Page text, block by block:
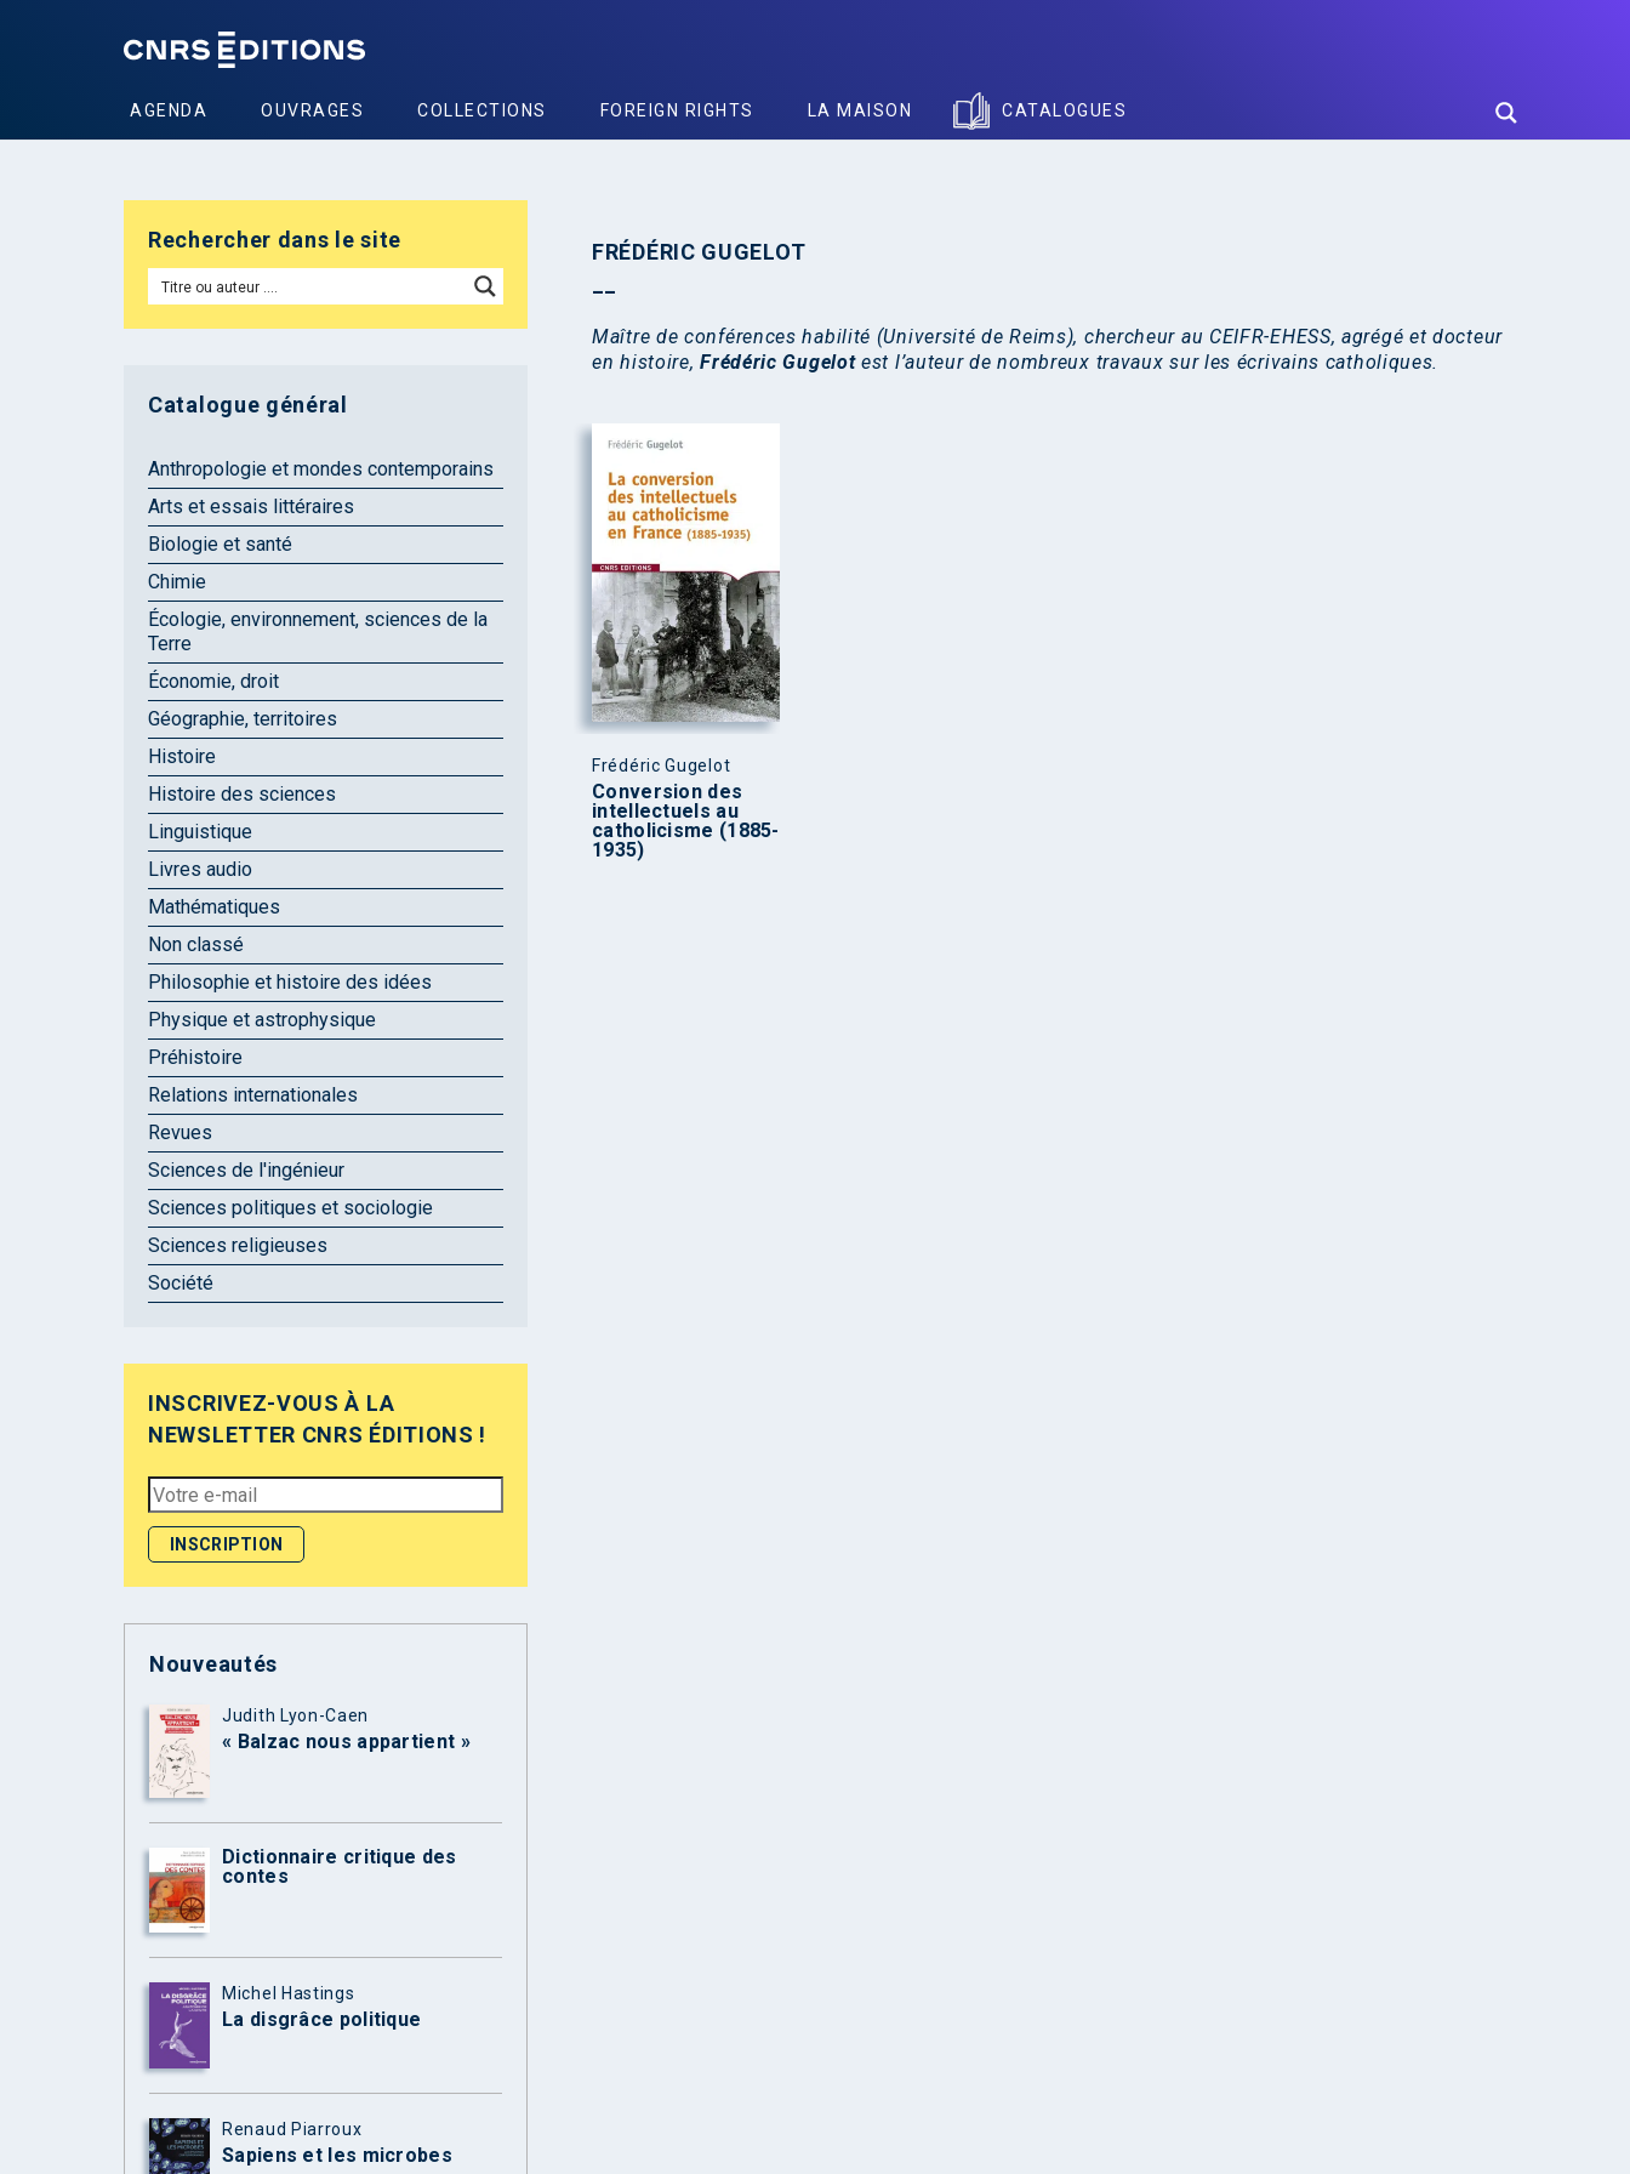
AGENDA OUVRAGES COLLECTIONS FOREIGN RIGHTS LA MAISON CATALOGUES
FRÉDÉRIC GUGELOT
Maître de conférences habilité (Université de Reims), chercheur au CEIFR-EHESS, agrégé et docteur
en histoire,Frédéric Gugelotest l’auteur de nombreux travaux sur les écrivains catholiques.
Frédéric Gugelot
Conversion des
intellectuels au
catholicisme (1885-
1935)
Rechercher dans le site
Catalogue général
Anthropologie et mondes contemporains
Arts et essais littéraires
Biologie et santé
Chimie
Écologie, environnement, sciences de la
Terre
Économie, droit
Géographie, territoires
Histoire
Histoire des sciences
Linguistique
Livres audio
Mathématiques
Non classé
Philosophie et histoire des idées
Physique et astrophysique
Préhistoire
Relations internationales
Revues
Sciences de l'ingénieur
Sciences politiques et sociologie
Sciences religieuses
Société
INSCRIVEZ-VOUS À LA
NEWSLETTER CNRS ÉDITIONS !
Nouveautés
Judith Lyon-Caen
« Balzac nous appartient »
Dictionnaire critique des
contes
Michel Hastings
La disgrâce politique
Renaud Piarroux
Sapiens et les microbes